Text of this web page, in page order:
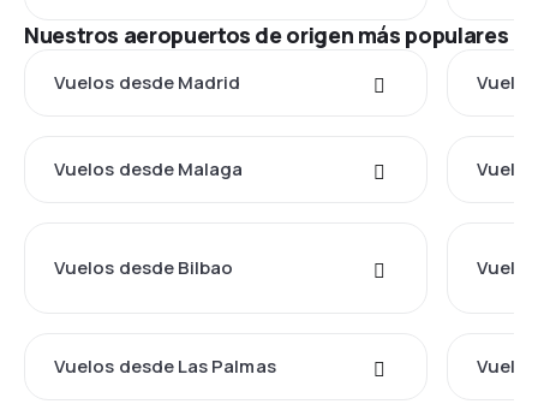
Nuestros aeropuertos de origen más populares
Vuelos desde Madrid
Vuelos desde Malaga
Vuelos desde Bilbao
Vuelos desde Las Palmas